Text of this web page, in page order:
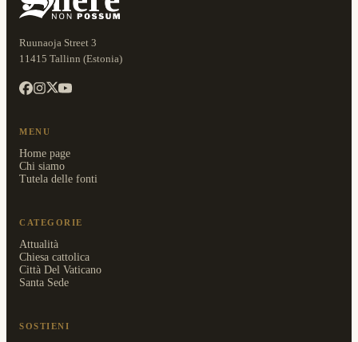
Ruunaoja Street 3
11415 Tallinn (Estonia)
MENU
Home page
Chi siamo
Tutela delle fonti
CATEGORIE
Attualità
Chiesa cattolica
Città Del Vaticano
Santa Sede
SOSTIENI